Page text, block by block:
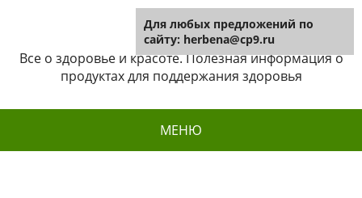
Herbena
Все о здоровье и красоте. Полезная информация о
продуктах для поддержания здоровья
МЕНЮ
Для любых предложений по
сайту: herbena@cp9.ru